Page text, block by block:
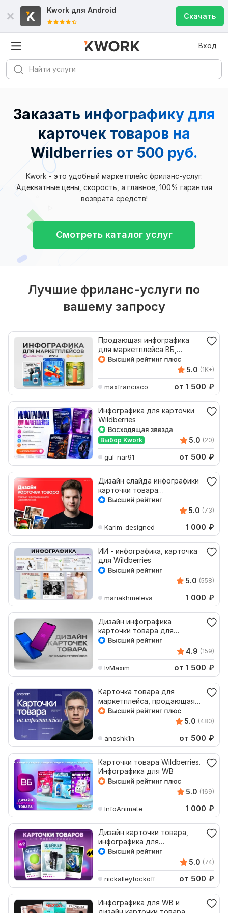
Kwork для Android
Скачать
Вход
Заказать инфографику для
карточек товаров на
Wildberries от 500 руб.
Kwork - это удобный маркетплейс фриланс-услуг.
Адекватные цены, скорость, а главное, 100% гарантия
возврата средств!
Смотреть каталог услуг
Лучшие фриланс-услуги по
вашему запросу
Продающая инфографика
для маркетплейса ВБ,
дизайн карточки WB 2026
5.0 (1K+)
maxfrancisco от 1 500 ₽
Инфографика для карточки
Wildberries
Выбор Kwork 5.0 (20)
gul_nar91 от 500 ₽
Дизайн слайда инфографики
карточки товара
маркетплейса Wildberries
5.0 (73)
Karim_designed 1 000 ₽
ИИ - инфографика, карточка
для Wildberries
5.0 (558)
mariakhmeleva 1 000 ₽
Дизайн инфографика
карточки товара для
маркетплейса Вайлдберриз
4.9 (159)
IvMaxim от 1 500 ₽
Карточка товара для
маркетплейса, продающая
инфографика wildberries
5.0 (480)
anoshk1n от 500 ₽
Карточки товара Wildberries.
Инфографика для WB
5.0 (169)
InfoAnimate 1 000 ₽
Дизайн карточки товара,
инфографика для
маркетплейса Wildberries
5.0 (74)
nickalleyfockoff от 500 ₽
Инфографика для WB и